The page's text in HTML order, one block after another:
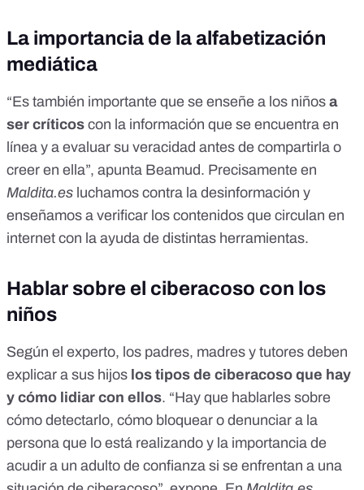
La importancia de la alfabetización
mediática
“Es también importante que se enseñe a los niños a
ser críticos con la información que se encuentra en
línea y a evaluar su veracidad antes de compartirla o
creer en ella”, apunta Beamud. Precisamente en
Maldita.es luchamos contra la desinformación y
enseñamos a verificar los contenidos que circulan en
internet con la ayuda de distintas herramientas.
Hablar sobre el ciberacoso con los
niños
Según el experto, los padres, madres y tutores deben
explicar a sus hijos los tipos de ciberacoso que hay
y cómo lidiar con ellos. “Hay que hablarles sobre
cómo detectarlo, cómo bloquear o denunciar a la
persona que lo está realizando y la importancia de
acudir a un adulto de confianza si se enfrentan a una